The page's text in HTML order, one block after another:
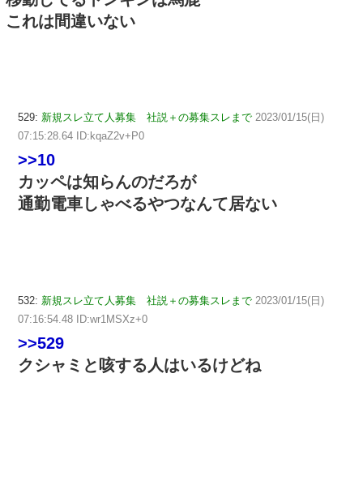
これは間違いない
529: 新規スレ立て人募集 社説＋の募集スレまで 2023/01/15(日)
07:15:28.64 ID:kqaZ2v+P0
>>10
カッペは知らんのだろが
通勤電車しゃべるやつなんて居ない
532: 新規スレ立て人募集 社説＋の募集スレまで 2023/01/15(日)
07:16:54.48 ID:wr1MSXz+0
>>529
クシャミと咳する人はいるけどね